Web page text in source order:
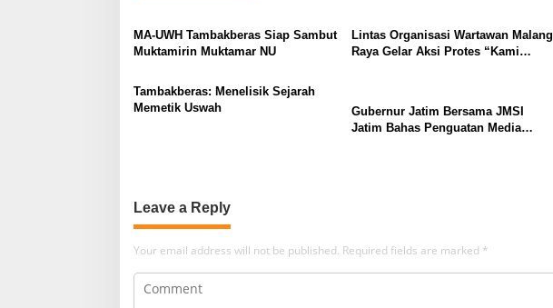
MA-UWH Tambakberas Siap Sambut
Muktamirin Muktamar NU
Lintas Organisasi Wartawan Malang
Raya Gelar Aksi Protes “Kami
Tambakberas: Menelisik Sejarah
Memetik Uswah
Gubernur Jatim Bersama JMSI
Jatim Bahas Penguatan Media
Leave a Reply
Your email address will not be published. Required fields are marked *